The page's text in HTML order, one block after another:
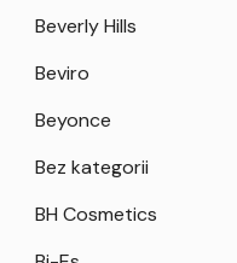
Beverly Hills
Beviro
Beyonce
Bez kategorii
BH Cosmetics